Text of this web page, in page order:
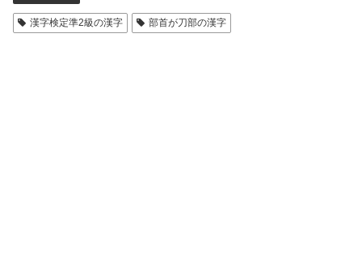
漢字検定準2級の漢字 部首が刀部の漢字